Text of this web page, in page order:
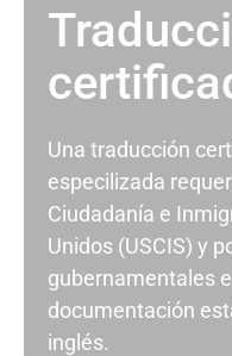
Una traducción
especilizada
Ciudadanía e
Unidos (USCIS) y
gubernamentales
documentación
inglés.